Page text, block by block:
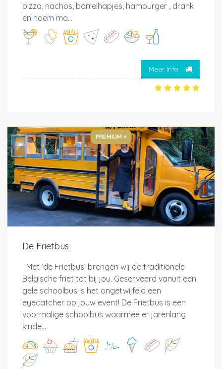
pizza, nachos, borrelhapjes, hamburger , drank
en noem ma...
Meer info
PREMIUM +
De Frietbus
Met ‘de Frietbus’ brengen wij de traditionele
Belgische friet tot bij jou. Geserveerd vanuit een
gele schoolbus is het ongetwijfeld een
eyecatcher op jouw event! De Frietbus is een
voormalige schoolbus waarmee er jarenlang
kinde...